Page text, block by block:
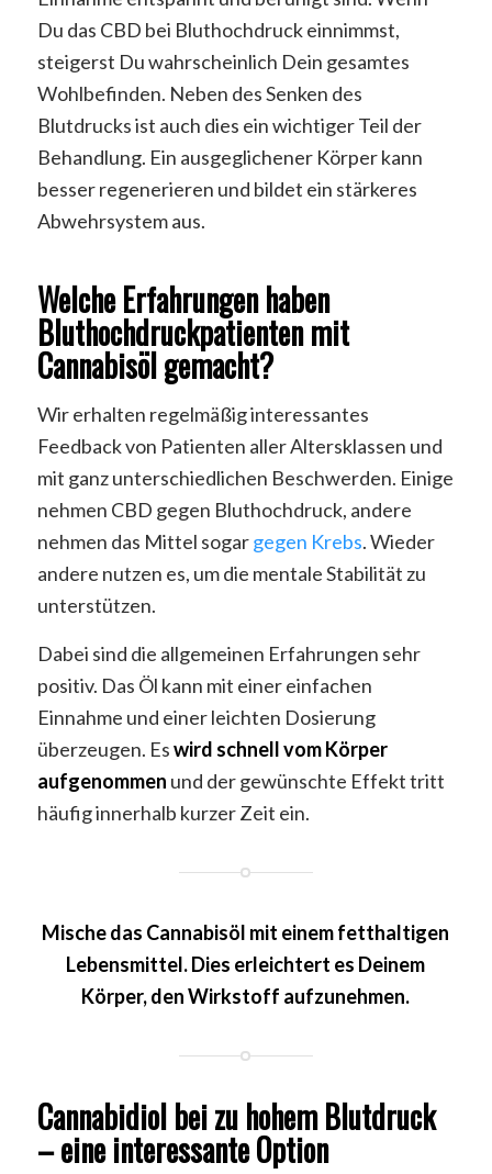
Du das CBD bei Bluthochdruck einnimmst,
steigerst Du wahrscheinlich Dein gesamtes
Wohlbefinden. Neben des Senken des
Blutdrucks ist auch dies ein wichtiger Teil der
Behandlung. Ein ausgeglichener Körper kann
besser regenerieren und bildet ein stärkeres
Abwehrsystem aus.
Welche Erfahrungen haben
Bluthochdruckpatienten mit
Cannabisöl gemacht?
Wir erhalten regelmäßig interessantes
Feedback von Patienten aller Altersklassen und
mit ganz unterschiedlichen Beschwerden. Einige
nehmen CBD gegen Bluthochdruck, andere
nehmen das Mittel sogargegen Krebs. Wieder
andere nutzen es, um die mentale Stabilität zu
unterstützen.
Dabei sind die allgemeinen Erfahrungen sehr
positiv. Das Öl kann mit einer einfachen
Einnahme und einer leichten Dosierung
überzeugen. Eswird schnell vom Körper
aufgenommen und der gewünschte Effekt tritt
häufig innerhalb kurzer Zeit ein.
Mische das Cannabisöl mit einem fetthaltigen
Lebensmittel. Dies erleichtert es Deinem
Körper, den Wirkstoff aufzunehmen.
Cannabidiol bei zu hohem Blutdruck
– eine interessante Option